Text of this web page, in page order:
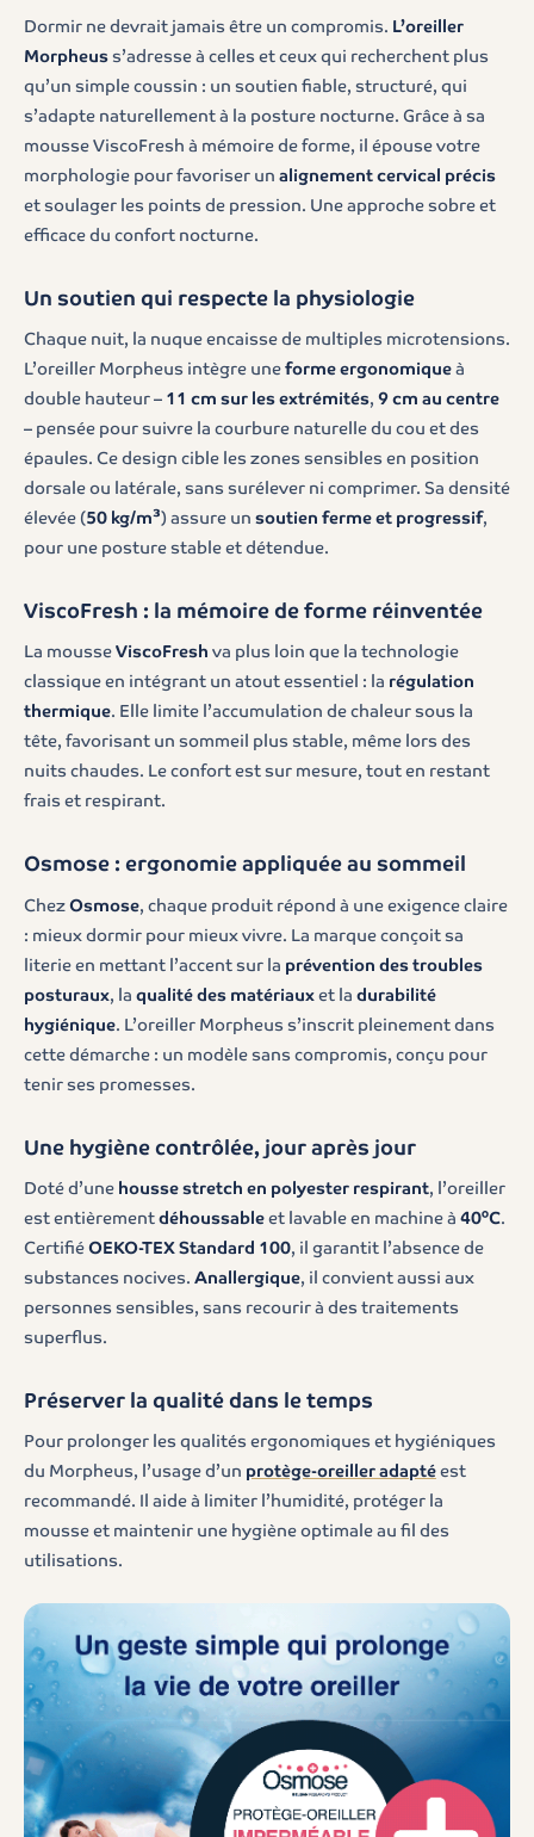
Dormir ne devrait jamais être un compromis. L’oreiller
Morpheuss’adresse à celles et ceux qui recherchent plus
qu’un simple coussin : un soutien fiable, structuré, qui
s’adapte naturellement à la posture nocturne. Grâce à sa
mousse ViscoFresh à mémoire de forme, il épouse votre
morphologie pour favoriser un alignement cervical précis
et soulager les points de pression. Une approche sobre et
efficace du confort nocturne.
Un soutien qui respecte la physiologie
Chaque nuit, la nuque encaisse de multiples microtensions.
L’oreiller Morpheus intègre uneforme ergonomiqueà
double hauteur – 11 cm sur les extrémités, 9 cm au centre
– pensée pour suivre la courbure naturelle du cou et des
épaules. Ce design cible les zones sensibles en position
dorsale ou latérale, sans surélever ni comprimer. Sa densité
élevée (50 kg/m³) assure un soutien ferme et progressif,
pour une posture stable et détendue.
ViscoFresh : la mémoire de forme réinventée
La mousseViscoFresh va plus loin que la technologie
classique en intégrant un atout essentiel : la régulation
thermique. Elle limite l’accumulation de chaleur sous la
tête, favorisant un sommeil plus stable, même lors des
nuits chaudes. Le confort est sur mesure, tout en restant
frais et respirant.
Osmose : ergonomie appliquée au sommeil
ChezOsmose, chaque produit répond à une exigence claire
: mieux dormir pour mieux vivre. La marque conçoit sa
literie en mettant l’accent sur la prévention des troubles
posturaux, la qualité des matériauxet la durabilité
hygiénique. L’oreiller Morpheus s’inscrit pleinement dans
cette démarche : un modèle sans compromis, conçu pour
tenir ses promesses.
Une hygiène contrôlée, jour après jour
Doté d’une housse stretch en polyester respirant, l’oreiller
est entièrementdéhoussableet lavable en machine à 40°C.
CertifiéOEKO-TEX Standard 100, il garantit l’absence de
substances nocives. Anallergique, il convient aussi aux
personnes sensibles, sans recourir à des traitements
superflus.
Préserver la qualité dans le temps
Pour prolonger les qualités ergonomiques et hygiéniques
du Morpheus, l’usage d’un protège-oreiller adaptéest
recommandé. Il aide à limiter l’humidité, protéger la
mousse et maintenir une hygiène optimale au fil des
utilisations.